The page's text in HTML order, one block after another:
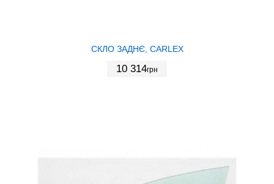
СКЛО ЗАДНЄ, CARLEX
10 314грн